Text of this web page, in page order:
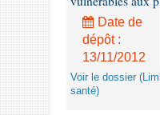
Date de
dépôt :
13/11/2012
Voir le dossier
santé)